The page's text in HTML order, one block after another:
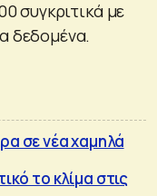
συγκριτικά με
δεδομένα.
σε νέα χαμηλά
το κλίμα στις